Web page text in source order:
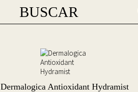
BUSCAR
Dermalogica Antioxidant Hydramist